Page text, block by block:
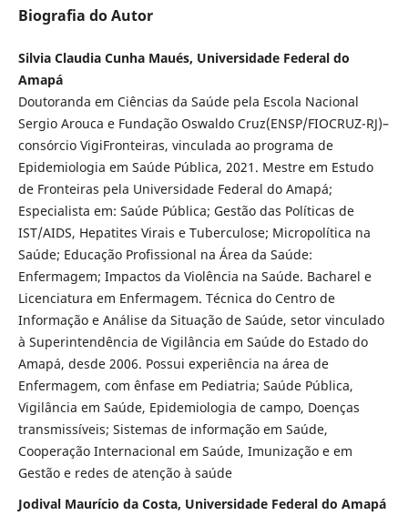
Biografia do Autor
Silvia Claudia Cunha Maués, Universidade Federal do
Amapá
Doutoranda em Ciências da Saúde pela Escola Nacional
Sergio Arouca e Fundação Oswaldo Cruz(ENSP/FIOCRUZ-RJ)–
consórcio VigiFronteiras, vinculada ao programa de
Epidemiologia em Saúde Pública, 2021. Mestre em Estudo
de Fronteiras pela Universidade Federal do Amapá;
Especialista em: Saúde Pública; Gestão das Políticas de
IST/AIDS, Hepatites Virais e Tuberculose; Micropolítica na
Saúde; Educação Profissional na Área da Saúde:
Enfermagem; Impactos da Violência na Saúde. Bacharel e
Licenciatura em Enfermagem. Técnica do Centro de
Informação e Análise da Situação de Saúde, setor vinculado
à Superintendência de Vigilância em Saúde do Estado do
Amapá, desde 2006. Possui experiência na área de
Enfermagem, com ênfase em Pediatria; Saúde Pública,
Vigilância em Saúde, Epidemiologia de campo, Doenças
transmissíveis; Sistemas de informação em Saúde,
Cooperação Internacional em Saúde, Imunização e em
Gestão e redes de atenção à saúde
Jodival Maurício da Costa, Universidade Federal do Amapá